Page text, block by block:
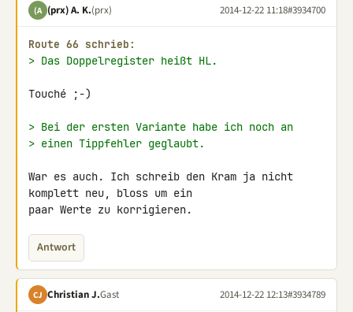
(A (prx) A. K.(prx) 2014-12-22 11:18#3934700
Route 66 schrieb:
> Das Doppelregister heißt HL.
Touché ;-)
> Bei der ersten Variante habe ich noch an
> einen Tippfehler geglaubt.
War es auch. Ich schreib den Kram ja nicht
komplett neu, bloss um ein
paar Werte zu korrigieren.
Antwort
CJ Christian J.Gast 2014-12-22 12:13#3934789